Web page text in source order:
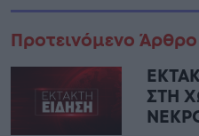
Προτεινόμενο Άρθρο
ΣΤΗ